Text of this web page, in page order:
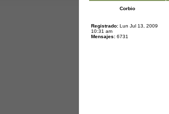
Corbio
Registrado: Lun Jul 13, 2009
10:31 am
Mensajes: 6731